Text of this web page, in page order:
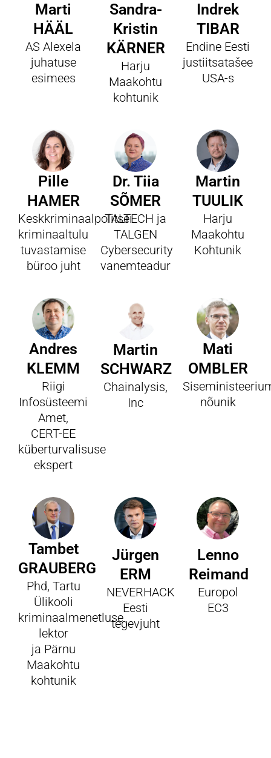
Marti
HÄÄL
AS Alexela
juhatuse
esimees
Sandra-
Kristin
KÄRNER
Harju
Maakohtu
kohtunik
Indrek
TIBAR
Endine Eesti
justiitsatašee
USA-s
Pille
HAMER
Keskkriminaalpolitsei
kriminaaltulu
tuvastamise
büroo juht
Dr. Tiia
SÕMER
TALTECH ja
TALGEN
Cybersecurity
vanemteadur
Martin
TUULIK
Harju
Maakohtu
Kohtunik
Andres
KLEMM
Riigi
Infosüsteemi
Amet,
CERT-EE
küberturvalisuse
ekspert
Martin
SCHWARZ
Chainalysis,
Inc
Mati
OMBLER
nõunik
Tambet
GRAUBERG
Phd, Tartu
Ülikooli
kriminaalmenetluse
lektor
ja Pärnu
Maakohtu
kohtunik
Jürgen
ERM
NEVERHACK
Eesti
tegevjuht
Lenno
Reimand
Europol
EC3